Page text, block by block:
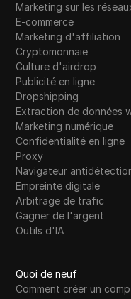
Marketing sur les
E-commerce
Marketing d'affiliation
Cryptomonnaie
Culture d'airdrop
Publicité en ligne
Dropshipping
Extraction de données
Marketing numérique
Confidentialité en ligne
Proxy
Navigateur
Empreinte digitale
Arbitrage de trafic
Gagner de l'argent
Outils d'IA
Quoi de neuf
Comment créer un